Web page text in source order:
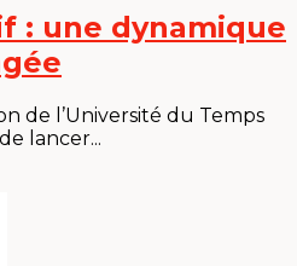
: une dynamique
de l’Université du Temps
lancer...